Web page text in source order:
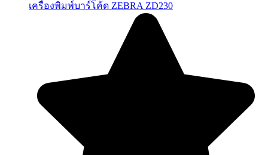
เครื่องพิมพ์บาร์โค้ด ZEBRA ZD230